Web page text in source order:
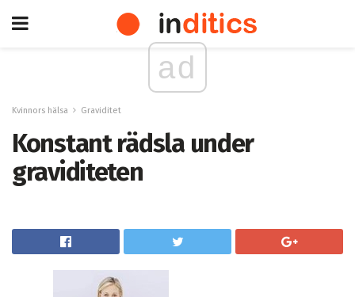
ad
Kvinnors hälsa Graviditet
Konstant rädsla under
graviditeten